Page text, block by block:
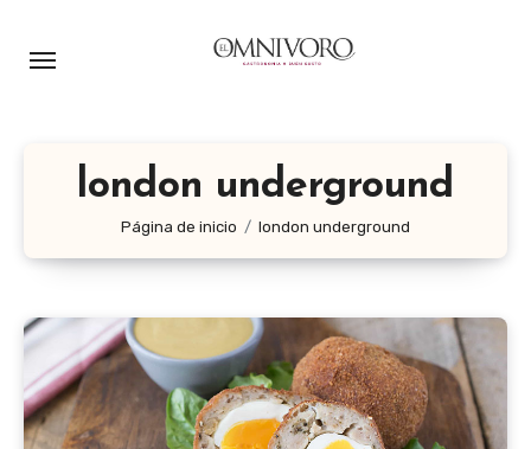
london underground
Página de inicio london underground